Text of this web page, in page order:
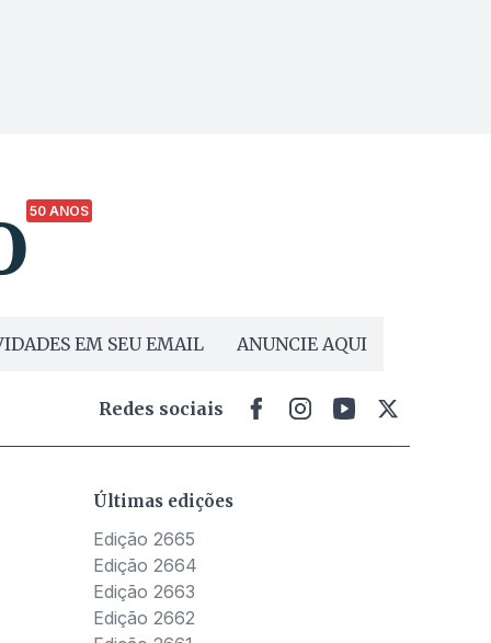
50 ANOS
EM SEU EMAIL ANUNCIE AQUI
Redes sociais
Últimas edições
Edição 2665
Edição 2664
Edição 2663
Edição 2662